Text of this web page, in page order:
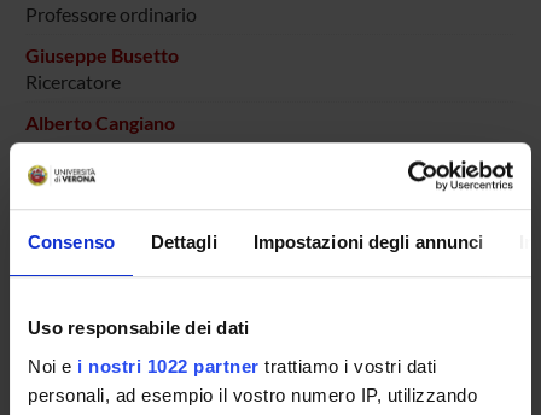
Consenso Dettagli Impostazioni degli annunci
Uso responsabile dei dati
Noi e i nostri 1022 partner trattiamo i vostri dati
personali, ad esempio il vostro numero IP, utilizzando
Professore ordinario
Giuseppe Busetto
Ricercatore
Alberto Cangiano
Daniele Molinari
Efrem Pasino
Marco Veronese
Tecnico-Amministrativo
COLLABORATORI ESTERNI